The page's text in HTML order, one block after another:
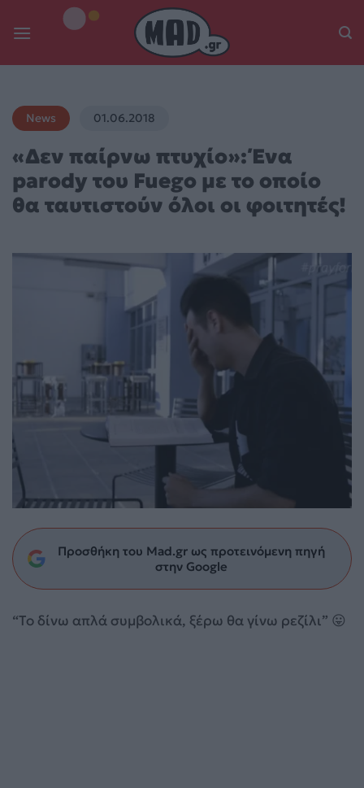
News 01.06.2018
«Δεν παίρνω πτυχίο»: Ένα
parody του Fuego με το οποίο
θα ταυτιστούν όλοι οι φοιτητές!
Προσθήκη του Mad.gr ως προτεινόμενη πηγή
στην Google
“Το δίνω απλά συμβολικά, ξέρω θα γίνω ρεζίλι” 😛